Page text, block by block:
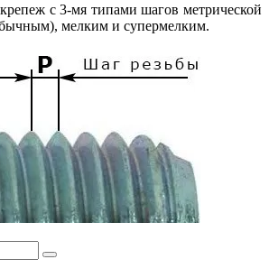
с 3-мя типами шагов метрической
мелким и супермелким.